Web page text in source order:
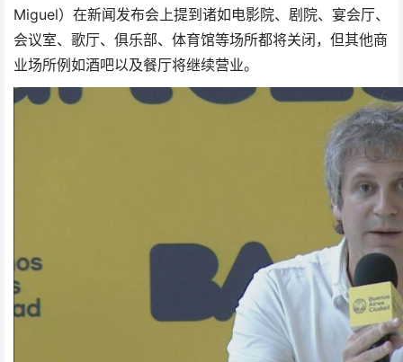
Miguel）在新闻发布会上提到诸如电影院、剧院、宴会厅、
会议室、歌厅、俱乐部、体育馆等场所都将关闭，但其他商
业场所例如酒吧以及餐厅将继续营业。